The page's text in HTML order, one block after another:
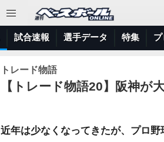
試合速報 選手データ 特集
トレード物語
【トレード物語20】阪神が
近年は少なくなってきたが、プロ